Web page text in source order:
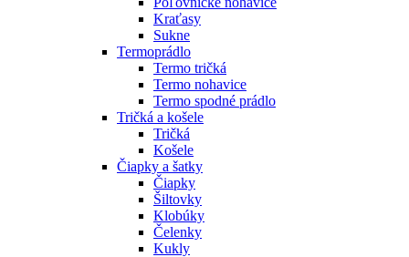
Kraťasy
Sukne
Termoprádlo
Termo tričká
Termo nohavice
Termo spodné prádlo
Tričká a košele
Tričká
Košele
Čiapky a šatky
Čiapky
Šiltovky
Klobúky
Čelenky
Kukly